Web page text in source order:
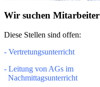
Wir suchen Mitarbeiter
Diese Stellen sind offen:
- Vertretungsunterricht
- Leitung von AGs im
Nachmittagsunterricht